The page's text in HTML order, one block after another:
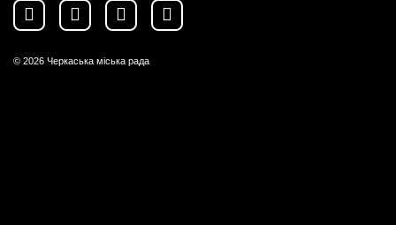
© 2026 Черкаська міська рада